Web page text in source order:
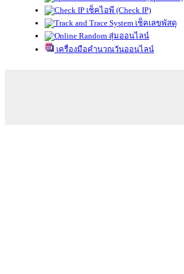
เช็คไอพี (Check IP)
เช็คเลขพัสดุ
สุ่มออนไลน์
เครื่องมือคำนวณวันออนไลน์